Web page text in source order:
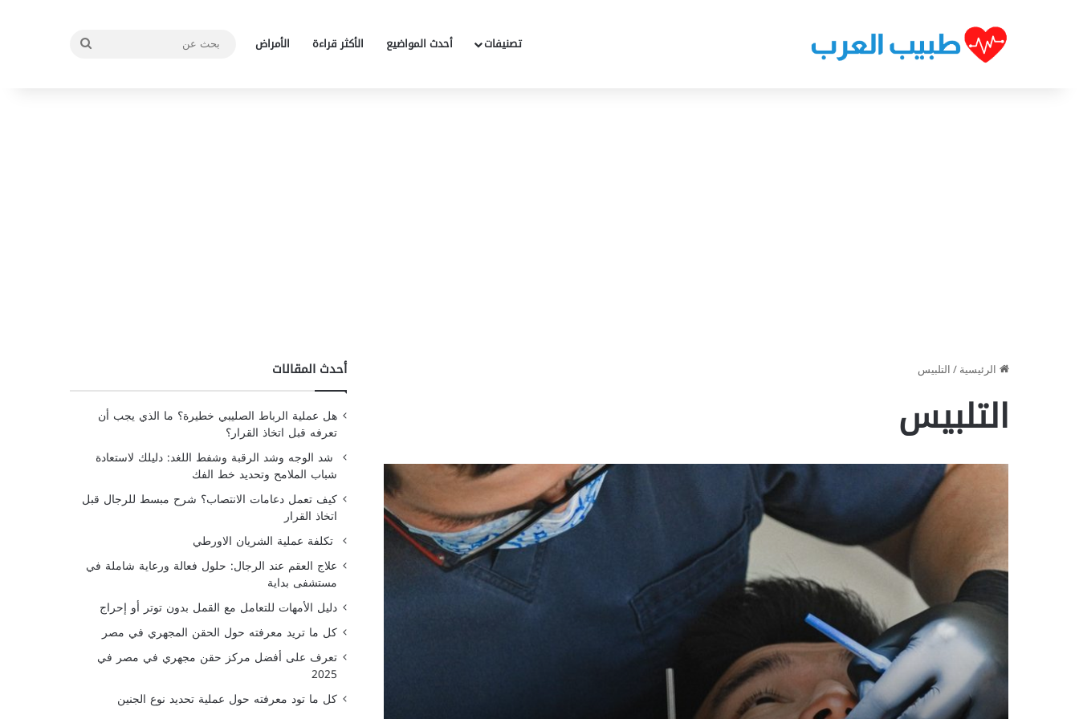
تصنيفات أحدث المواضيع الأكثر قراءة الأمراض
الرئيسية/التلبيس
التلبيس
أحدث المقالات
هل عملية الرباط الصليبي خطيرة؟ ما الذي يجب أن
تعرفه قبل اتخاذ القرار؟
شد الوجه وشد الرقبة وشفط اللغد: دليلك لاستعادة
شباب الملامح وتحديد خط الفك
كيف تعمل دعامات الانتصاب؟ شرح مبسط للرجال قبل
اتخاذ القرار
تكلفة عملية الشريان الاورطي
علاج العقم عند الرجال: حلول فعالة ورعاية شاملة في
مستشفى بداية
دليل الأمهات للتعامل مع القمل بدون توتر أو إحراج
كل ما تريد معرفته حول الحقن المجهري في مصر
تعرف على أفضل مركز حقن مجهري في مصر في
2025
كل ما تود معرفته حول عملية تحديد نوع الجنين